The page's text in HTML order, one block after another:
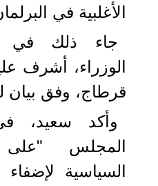
الأغلبية في
جاء ذلك في
الوزراء، أشرف
قرطاج، وفق بيان
وأكد سعيد،
المجلس "على
السياسية لإضفاء